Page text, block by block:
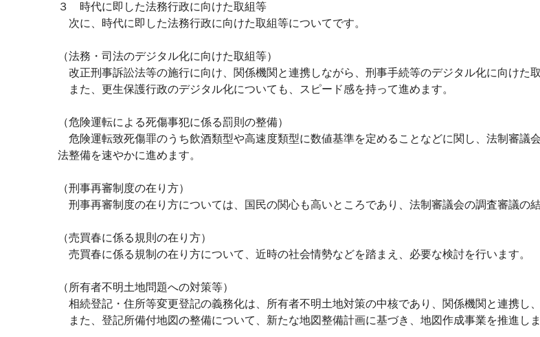
３ 時代に即した法務行政に向けた取組等
次に、時代に即した法務行政に向けた取組等についてです。
（法務・司法のデジタル化に向けた取組等）
改正刑事訴訟法等の施行に向け、関係機関と連携しながら、刑事手続等のデジタル化に向けた取
また、更生保護行政のデジタル化についても、スピード感を持って進めます。
（危険運転による死傷事犯に係る罰則の整備）
危険運転致死傷罪のうち飲酒類型や高速度類型に数値基準を定めることなどに関し、法制審議
法整備を速やかに進めます。
（刑事再審制度の在り方）
刑事再審制度の在り方については、国民の関心も高いところであり、法制審議会の調査審議の
（売買春に係る規則の在り方）
売買春に係る規制の在り方について、近時の社会情勢などを踏まえ、必要な検討を行います。
（所有者不明土地問題への対策等）
相続登記・住所等変更登記の義務化は、所有者不明土地対策の中核であり、関係機関と連携し
また、登記所備付地図の整備について、新たな地図整備計画に基づき、地図作成事業を推進しま